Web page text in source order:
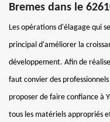
Bremes dans le
Les opérations d'élagage qui
principal d'améliorer la
développement. Afin de
faut convier des
proposer de faire confiance à
tous les matériels appropriés